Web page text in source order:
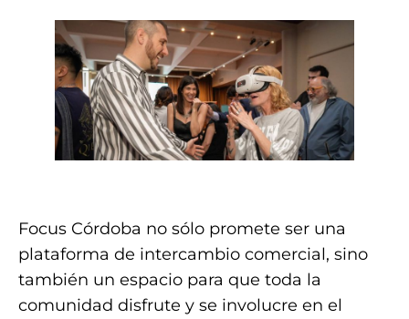
Focus Córdoba no sólo promete ser una
plataforma de intercambio comercial, sino
también un espacio para que toda la
comunidad disfrute y se involucre en el